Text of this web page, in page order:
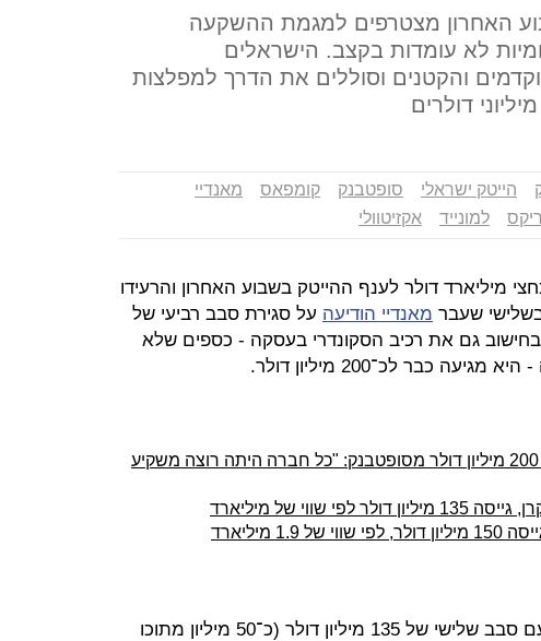
האחרון מצטרפים למגמת ההשקעה
לא עומדות בקצב. הישראלים
והקטנים וסוללים את הדרך למפלצות
דולרים
הייטק ישראלי סופטבנק קומפאס
מאנדיי
למונייד אקזיטוולי
מיליארד דולר לענף ההייטק בשבוע האחרון והרעידו
שעבר מאנדיי הודיעה על סגירת סבב רביעי של
בחישוב גם את רכיב הסקונדרי בעסקה - כספים שלא
כבר לכ־200 מיליון דולר.
סייבריזן הישראלית מגייסת 200 מיליון דולר מסופטבנק: "כל חברה היתה רוצה משקיע
שווי של מיליארד
עם סבב שלישי של 135 מיליון דולר (כ־50 מיליון מתוכו